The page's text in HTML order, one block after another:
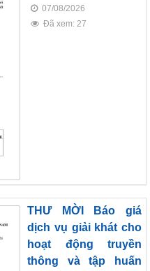
07/08/2026
Đã xem: 27
THƯ MỜI Báo giá
dịch vụ giải khát cho
hoạt động truyền
thông và tập huấn